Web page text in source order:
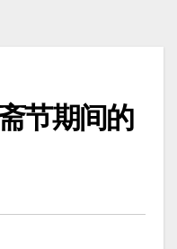
节期间的